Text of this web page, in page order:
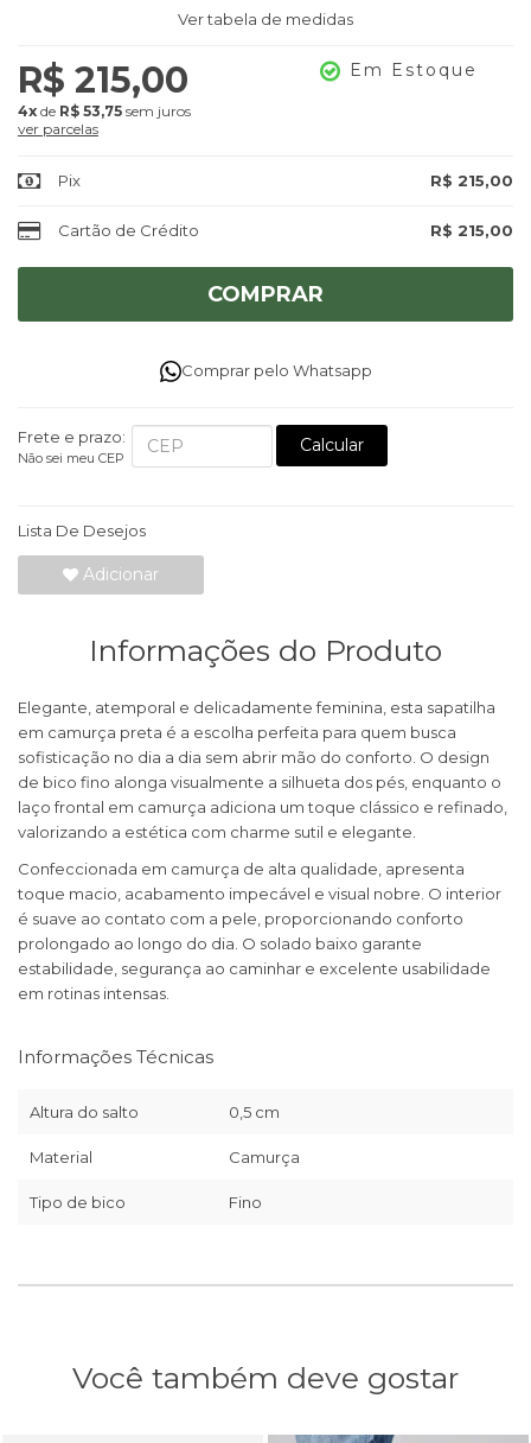
Ver tabela de medidas
R$ 215,00
4x de R$ 53,75 sem juros
ver parcelas
Em Estoque
Pix R$ 215,00
Cartão de Crédito R$ 215,00
COMPRAR
Comprar pelo Whatsapp
Frete e prazo:
Não sei meu CEP
Calcular
Lista De Desejos
Adicionar
Informações do Produto
Elegante, atemporal e delicadamente feminina, esta sapatilha
em camurça preta é a escolha perfeita para quem busca
sofisticação no dia a dia sem abrir mão do conforto. O design
de bico fino alonga visualmente a silhueta dos pés, enquanto o
laço frontal em camurça adiciona um toque clássico e refinado,
valorizando a estética com charme sutil e elegante.
Confeccionada em camurça de alta qualidade, apresenta
toque macio, acabamento impecável e visual nobre. O interior
é suave ao contato com a pele, proporcionando conforto
prolongado ao longo do dia. O solado baixo garante
estabilidade, segurança ao caminhar e excelente usabilidade
em rotinas intensas.
Informações Técnicas
Altura do salto 0,5 cm
Material Camurça
Tipo de bico Fino
Você também deve gostar